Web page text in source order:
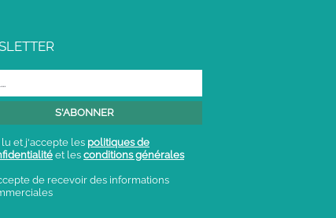
lu et j'accepte les politiques de
et les conditions générales
de recevoir des informations